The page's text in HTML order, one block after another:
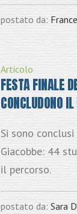
postato da:
Articolo
FESTA FINALE
CONCLUDONO
Si sono
Giacobbe: 44
il percorso.
postato da:Sara